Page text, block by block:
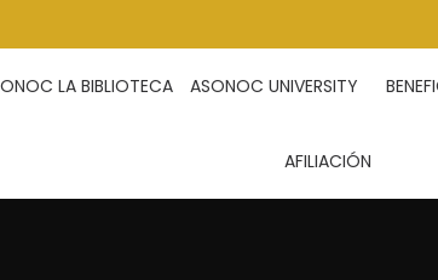
LA BIBLIOTECA ASONOC UNIVERSITY
AFILIACIÓN